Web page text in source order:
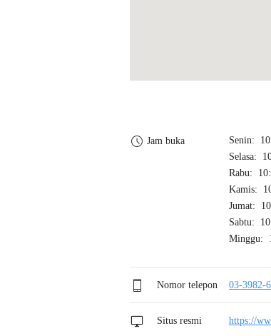
Jam buka
Senin:
Selasa:
Rabu:
Kamis:
Jumat:
Sabtu:
Minggu:
Nomor telepon 03-3982-
Situs resmi https://